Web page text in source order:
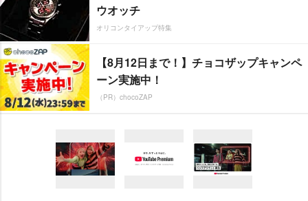
ウオッチ
オリコンタイアップ特集
【8月12日まで！】チョコザップキャンペ
ーン実施中！
（PR）chocoZAP